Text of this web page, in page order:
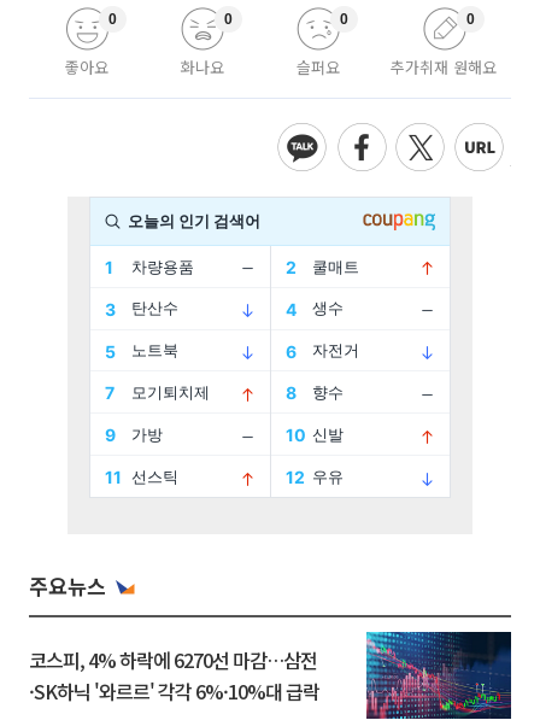
좋아요
0
화나요
0
슬퍼요
0
추가취재 원해요
0
주요뉴스
코스피, 4% 하락에 6270선 마감…삼전
·SK하닉 '와르르' 각각 6%·10%대 급락